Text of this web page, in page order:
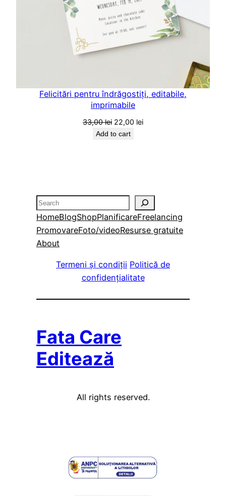
Felicitări pentru îndrăgostiți, editabile,
imprimabile
33,00lei Original
price
22,00 leiCurrent
Add to cart
Search
HomeBlogShopPlanificareFreelancing
PromovareFoto/videoResurse gratuite
About
Termeni și condiții Politică de
confidențialitate
Fata Care
Editează
All rights reserved.